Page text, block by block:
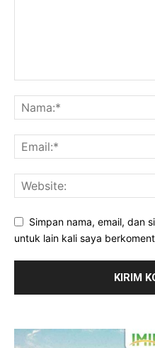
Simpan nama, email, dan
untuk lain kali saya